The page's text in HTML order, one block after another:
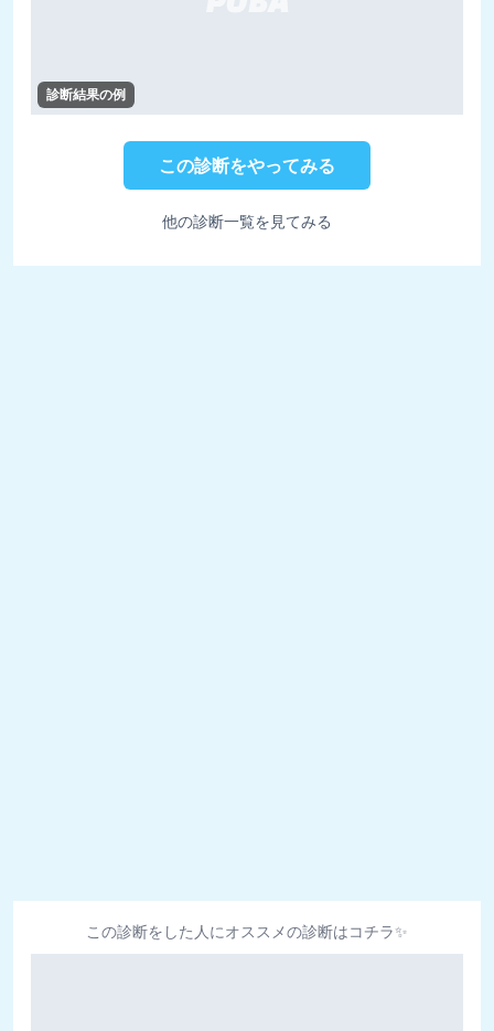
診断結果の例
この診断をやってみる
他の診断一覧を見てみる
この診断をした人にオススメの診断はコチラ✨